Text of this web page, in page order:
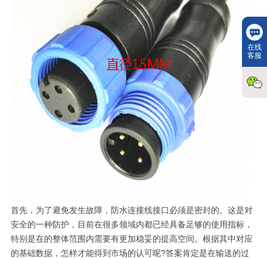
首先，为了避免发生故障，防水连接线接口必须是密封的。这是对
安全的一种防护，目前在很多领域内都已经具备足够的使用指标，
特别是在的整体范围内需要有更加稳妥的提高空间。根据其中对应
的基础数据，怎样才能得到市场的认可呢?答案肯定是在输送的过
在线
客服